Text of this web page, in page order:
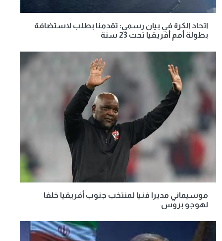
اتحاد الكرة في بيان رسمي: تقدمنا بطلب لاستضافة
بطولة أمم أفريقيا تحت 23 سنة
موسيماني مديرا فنيا لمنتخب جنوب أفريقيا خلفا
لهوجو بروس